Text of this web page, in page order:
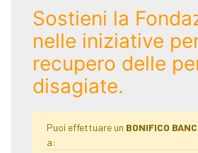
Sostieni la
nelle iniziative
recupero delle
disagiate.
Puoi effettuare un BONIFICO
a: